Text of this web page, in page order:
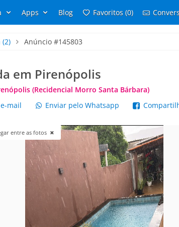
Apps Blog Favoritos (0)
(2) Anúncio #145803
em Pirenópolis
(Recidencial Morro Santa Bárbara)
mail Enviar pelo Whatsapp
entre as fotos